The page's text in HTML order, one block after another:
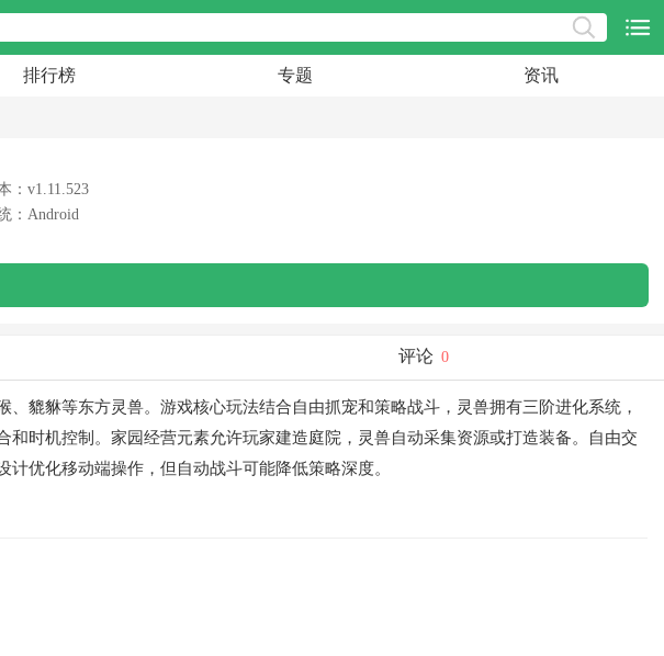
排行榜 专题 资讯
：v1.11.523
：Android
评论 0
貔貅等东方灵兽。游戏核心玩法结合自由抓宠和策略战斗，灵兽拥有三阶进化系统，
时机控制。家园经营元素允许玩家建造庭院，灵兽自动采集资源或打造装备。自由交
优化移动端操作，但自动战斗可能降低策略深度。